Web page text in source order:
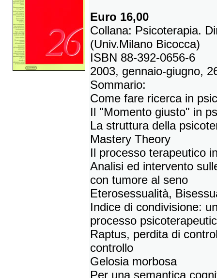
Euro 16,00
Collana: Psicoterapia.
(Univ.Milano Bicocca)
ISBN 88-392-0656-6
2003, gennaio-giugno,
Sommario:
Come fare ricerca in
Il "Momento giusto" in
La struttura della
Mastery Theory
Il processo terapeutico
Analisi ed intervento
con tumore al seno
Eterosessualità,
Indice di condivisione:
processo
Raptus, perdita di
controllo
Gelosia morbosa
Per una semantica